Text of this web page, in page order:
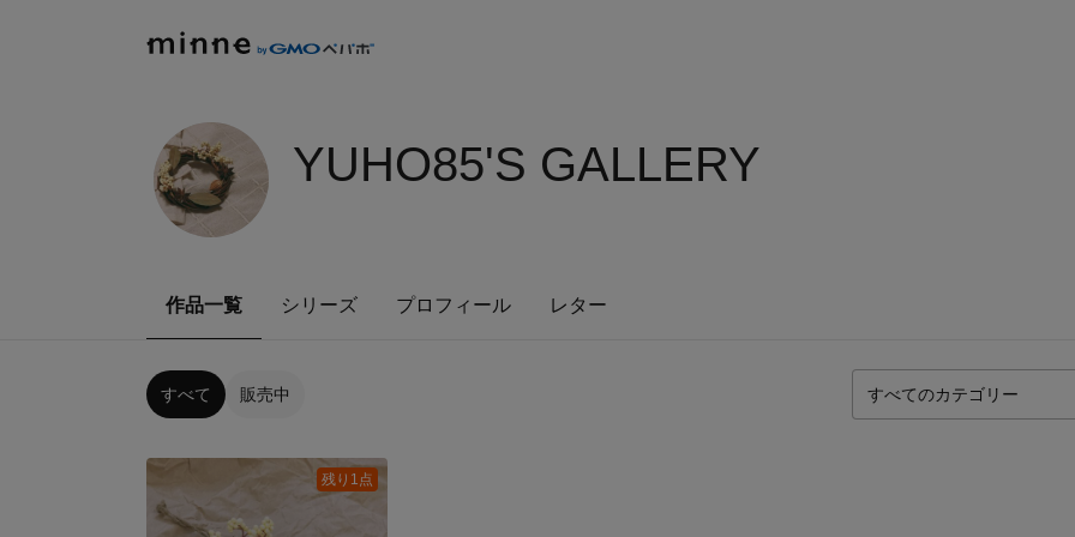
YUHO85'S GALLERY
作品一覧 シリーズ プロフィール レター
すべて 販売中
残り1点